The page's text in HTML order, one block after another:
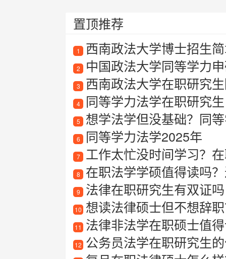
置顶推荐
1 西南政法大学博士招生
2 中国政法大学同等学力
3 西南政法大学在职研究
4 同等学力法学在职研究生
5 想学法学但没基础？同等
6 同等学力法学2025年
7 工作太忙没时间学习？
8 在职法学学硕值得读吗
9 法律在职研究生有双证吗
10 想读法律硕士但不想辞职
11 法律非法学在职硕士值
12 公务员法学在职研究生